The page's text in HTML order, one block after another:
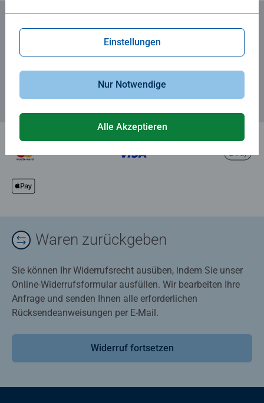
Zum Newsletter anmelden
... und 5 € Gutschein sichern!
Waren zurückgeben
Sie können Ihr Widerrufsrecht ausüben, indem Sie unser
Online-Widerrufsformular ausfüllen. Wir bearbeiten Ihre
Anfrage und senden Ihnen alle erforderlichen
Rücksendeanweisungen per E-Mail.
Widerruf fortsetzen
Einstellungen
Nur Notwendige
Alle Akzeptieren